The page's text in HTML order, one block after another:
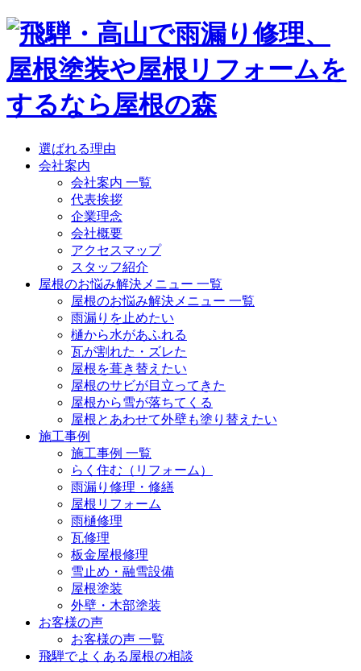
選ばれる理由
会社案内
会社案内 一覧
代表挨拶
企業理念
会社概要
アクセスマップ
スタッフ紹介
屋根のお悩み解決メニュー 一覧
屋根のお悩み解決メニュー 一覧
雨漏りを止めたい
樋から水があふれる
瓦が割れた・ズレた
屋根を葺き替えたい
屋根のサビが目立ってきた
屋根から雪が落ちてくる
屋根とあわせて外壁も塗り替えたい
施工事例
施工事例 一覧
らく住む（リフォーム）
雨漏り修理・修繕
屋根リフォーム
雨樋修理
瓦修理
板金屋根修理
雪止め・融雪設備
屋根塗装
外壁・木部塗装
お客様の声
お客様の声 一覧
飛騨でよくある屋根の相談